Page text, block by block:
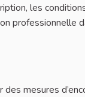
les
professionnelle
mesures